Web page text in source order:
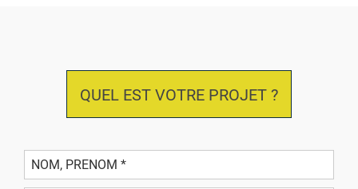
QUEL EST VOTRE PROJET ?